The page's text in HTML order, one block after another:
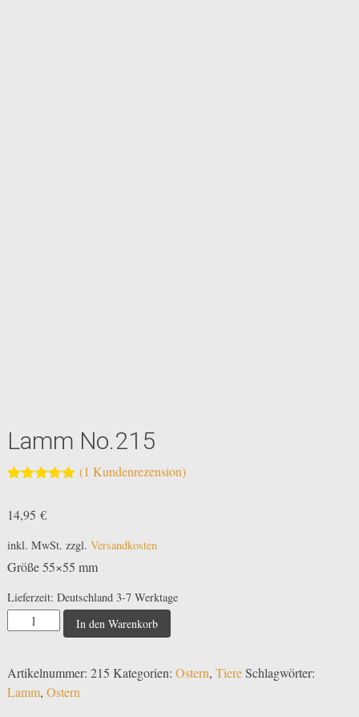
Lamm No.215
basierend
Kundenbewertung
(1 Kundenrezension)
14,95 €
inkl. MwSt. zzgl. Versandkosten
Größe 55×55 mm
Lieferzeit: Deutschland 3-7 Werktage
Lamm
In den Warenkorb
Artikelnummer: 215 Kategorien: Ostern, TiereSchlagwörter:
Lamm, Ostern